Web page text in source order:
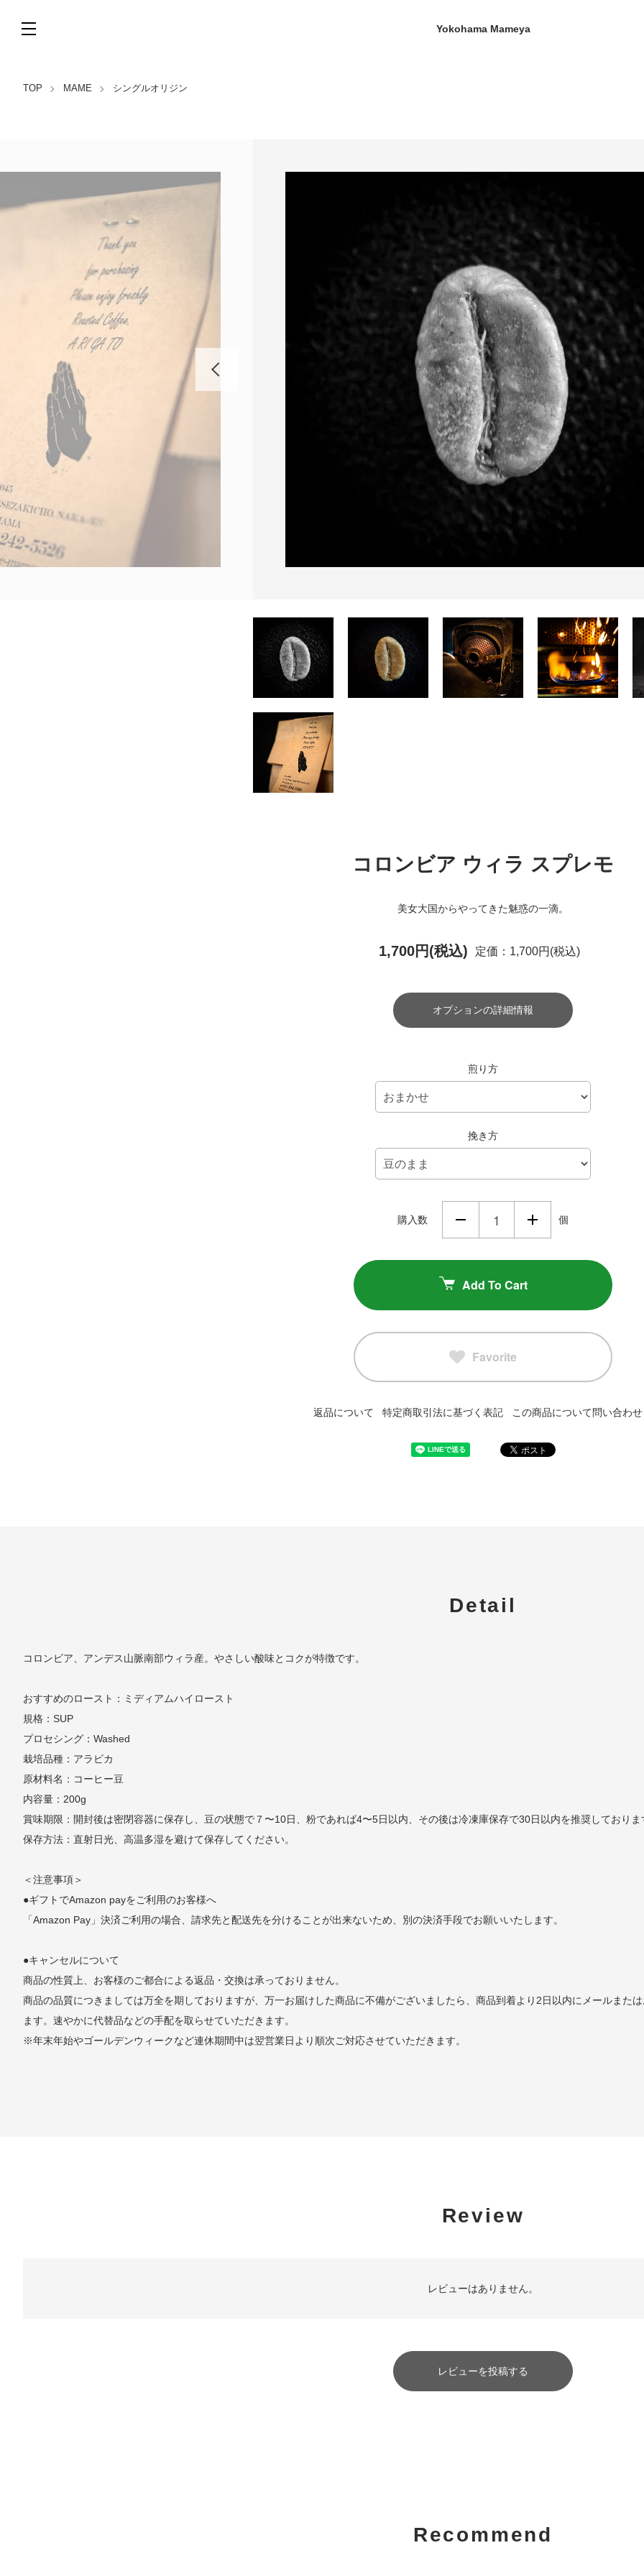
Yokohama Mameya
TOP MAME シングルオリジン
コロンビア ウィラ スプレモ
美女大国からやってきた魅惑の一滴。
1,700円(税込) 定価：1,700円(税込)
オプションの詳細情報
煎り方
挽き方
購入数 個
Add To Cart
Favorite
返品について 特定商取引法に基づく表記 この商品について問い合わ
Detail
コロンビア、アンデス山脈南部ウィラ産。やさしい酸味とコクが特徴です。
おすすめのロースト：ミディアムハイロースト
規格：SUP
プロセシング：Washed
栽培品種：アラビカ
原材料名：コーヒー豆
内容量：200g
賞味期限：開封後は密閉容器に保存し、豆の状態で７〜10日、粉であれば4〜5日以内、その後は冷凍庫保存で30日以内を推奨しておりま
保存方法：直射日光、高温多湿を避けて保存してください。
＜注意事項＞
●ギフトでAmazon payをご利用のお客様へ
「Amazon Pay」決済ご利用の場合、請求先と配送先を分けることが出来ないため、別の決済手段でお願いいたします。
●キャンセルについて
商品の性質上、お客様のご都合による返品・交換は承っておりません。
商品の品質につきましては万全を期しておりますが、万一お届けした商品に不備がございましたら、商品到着より2日以内にメールまた
ます。速やかに代替品などの手配を取らせていただきます。
※年末年始やゴールデンウィークなど連休期間中は翌営業日より順次ご対応させていただきます。
Review
レビューはありません。
レビューを投稿する
Recommend